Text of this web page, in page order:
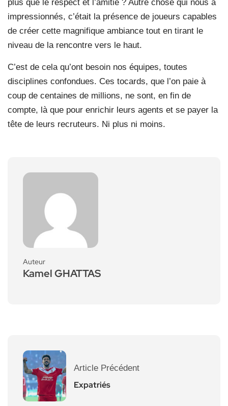
plus que le respect et l’amitié ? Autre chose qui nous a
impressionnés, c’était la présence de joueurs capables
de créer cette magnifique ambiance tout en tirant le
niveau de la rencontre vers le haut.
C’est de cela qu’ont besoin nos équipes, toutes
disciplines confondues. Ces tocards, que l’on paie à
coup de centaines de millions, ne sont, en fin de
compte, là que pour enrichir leurs agents et se payer la
tête de leurs recruteurs. Ni plus ni moins.
Auteur
Kamel GHATTAS
Article Précédent
Expatriés